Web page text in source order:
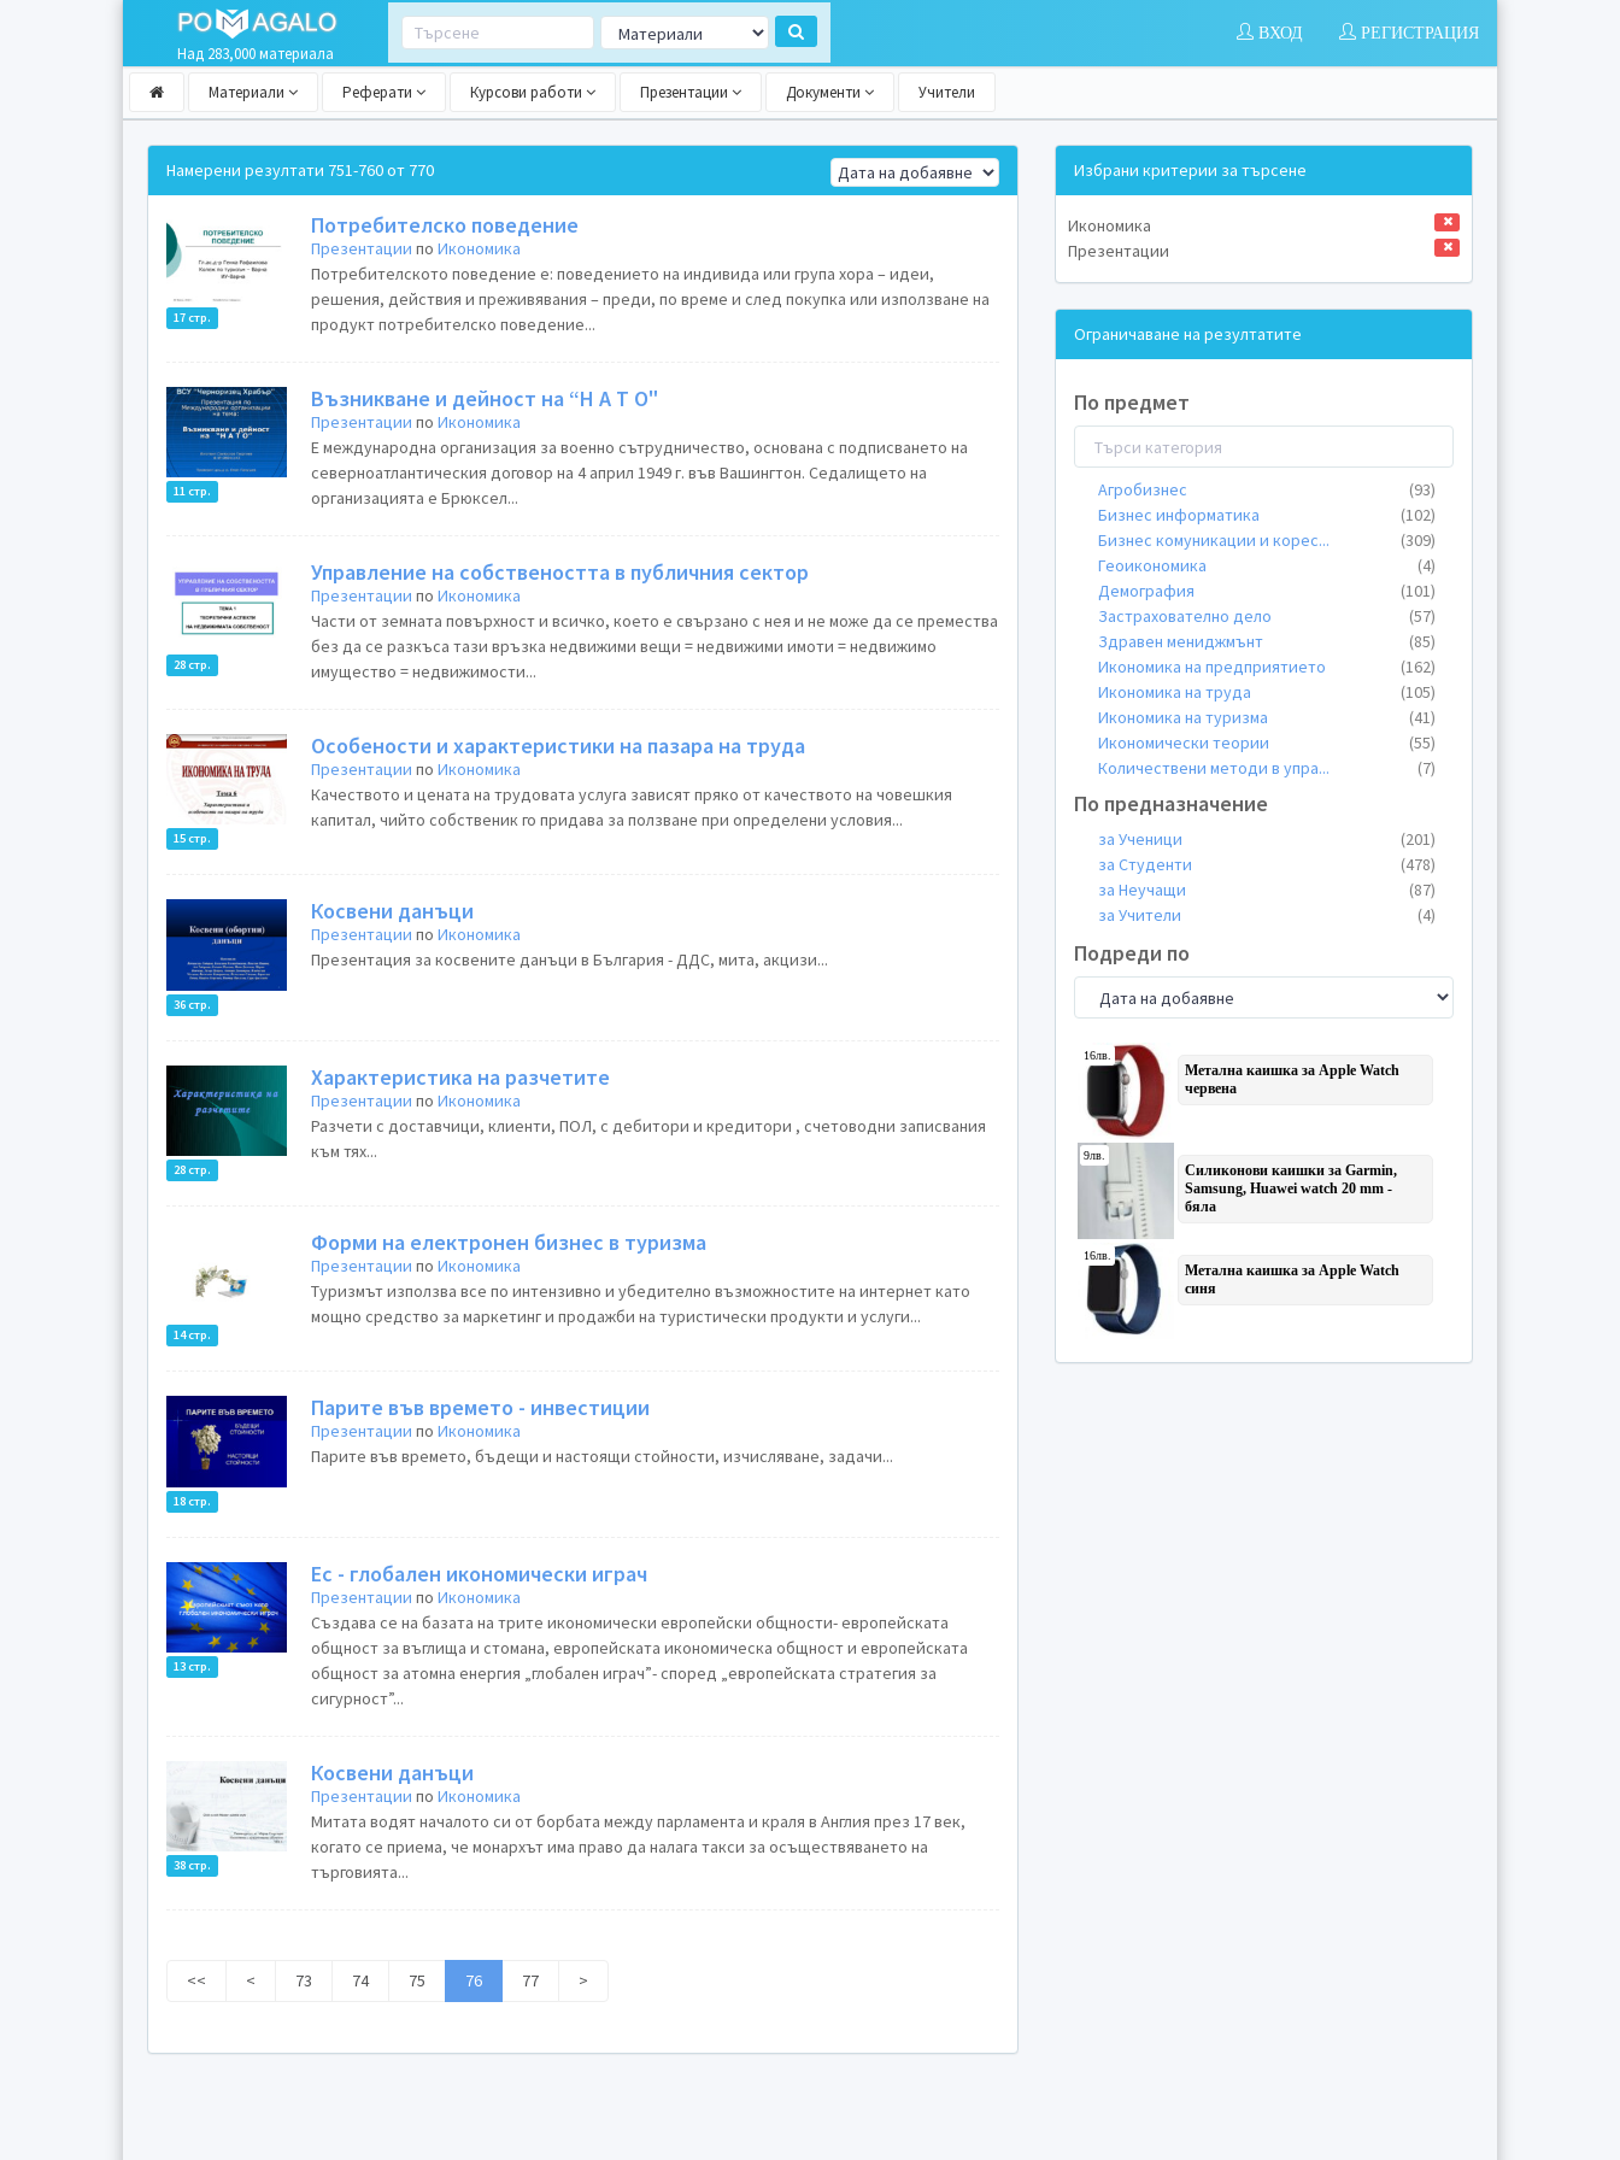
Над 283,000 материала
РЕГИСТРАЦИЯ
ВХОД
Материали Реферати Курсови работи Презентации Документи Учители
Намерени резултати 751-760 от 770
17 стр.
Потребителско поведение
Презентации поИкономика
Потребителското поведение е: поведението на индивида или група хора – идеи,
решения, действия и преживявания – преди, по време и след покупка или използване на
продукт потребителско поведение...
11 стр.
Възникване и дейност на “Н А Т О"
Презентации поИкономика
Е международна организация за военно сътрудничество, основана с подписването на
северноатлантическия договор на 4 април 1949 г. във Вашингтон. Седалището на
организацията е Брюксел...
28 стр.
Управление на собствеността в публичния сектор
Презентации поИкономика
Части от земната повърхност и всичко, което е свързано с нея и не може да се премества
без да се разкъса тази връзка недвижими вещи = недвижими имоти = недвижимо
имущество = недвижимости...
15 стр.
Особености и характеристики на пазара на труда
Презентации поИкономика
Качеството и цената на трудовата услуга зависят пряко от качеството на човешкия
капитал, чийто собственик го придава за ползване при определени условия...
36 стр.
Косвени данъци
Презентации поИкономика
Презентация за косвените данъци в България - ДДС, мита, акцизи...
28 стр.
Характеристика на разчетите
Презентации поИкономика
Разчети с доставчици, клиенти, ПОЛ, с дебитори и кредитори , счетоводни записвания
към тях...
14 стр.
Форми на електронен бизнес в туризма
Презентации поИкономика
Туризмът използва все по интензивно и убедително възможностите на интернет като
мощно средство за маркетинг и продажби на туристически продукти и услуги...
18 стр.
Парите във времето - инвестиции
Презентации поИкономика
Парите във времето, бъдещи и настоящи стойности, изчисляване, задачи...
13 стр.
Ес - глобален икономически играч
Презентации поИкономика
Създава се на базата на трите икономически европейски общности- европейската
общност за въглища и стомана, европейската икономическа общност и европейската
общност за атомна енергия „глобален играч”- според „европейската стратегия за
сигурност”...
38 стр.
Косвени данъци
Презентации поИкономика
Митата водят началото си от борбата между парламента и краля в Англия през 17 век,
когато се приема, че монархът има право да налага такси за осъществяването на
търговията...
<< < 73 74 75 76 77 >
Избрани критерии за търсене
Икономика
Презентации
Ограничаване на резултатите
По предмет
Агробизнес
(93)
Бизнес информатика
(102)
Бизнес комуникации и корес...
(309)
Геоикономика
(4)
Демография
(101)
Застрахователно дело
(57)
Здравен мениджмънт
(85)
Икономика на предприятието
(162)
Икономика на труда
(105)
Икономика на туризма
(41)
Икономически теории
(55)
Количествени методи в упра...
(7)
Макроикономика
Маркетинг
(870)
Международни Отношения (МИ
(138)
Мениджмънт
(205)
Микроикономика
(63)
Планиране и прогнозиране
Предприемачество
Промишленост и производств
Публична администрация
(119)
Реклама и PR
Социална политика
Статистика
Стокознание
Стопанска дейност на фирма
Стопанска история
Счетоводство
Туризъм
Търговия
Управление на човешките ре...
Финанси
Финансов контрол
По предназначение
за Ученици
(201)
за Студенти
(478)
за Неучащи
(87)
за Учители
(4)
Подреди по